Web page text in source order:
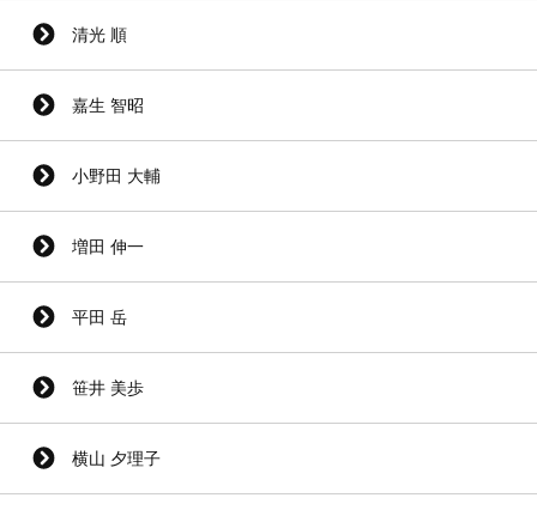
清光 順
嘉生 智昭
小野田 大輔
増田 伸一
平田 岳
笹井 美歩
横山 夕理子